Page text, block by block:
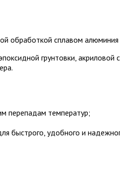
обработкой сплавом алюминия
грунтовки,
перепадам температур;
быстрого, удобного и